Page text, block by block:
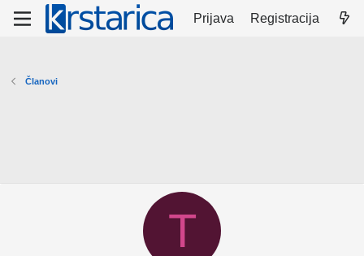
Prijava Registracija
Članovi
T